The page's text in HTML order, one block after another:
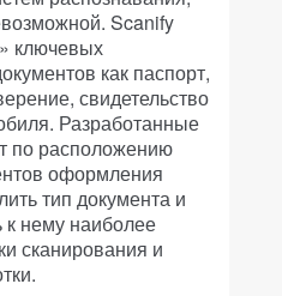
Scanify
ключевых
как паспорт,
свидетельство
Разработанные
по расположению
оформления
тип документа и
нему наиболее
сканирования и